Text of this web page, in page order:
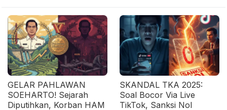
GELAR PAHLAWAN
SOEHARTO! Sejarah
Diputihkan, Korban HAM
SKANDAL TKA 2025:
Soal Bocor Via Live
TikTok, Sanksi Nol